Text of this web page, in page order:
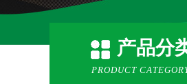
产品分
PRODUCT